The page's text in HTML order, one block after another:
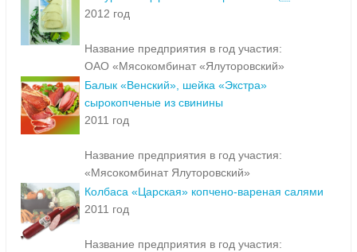
2012 год
Название предприятия в год участия:
ОАО «Мясокомбинат «Ялуторовский»
Балык «Венский», шейка «Экстра»
сырокопченые из свинины
2011 год
Название предприятия в год участия:
«Мясокомбинат Ялуторовский»
Колбаса «Царская» копчено-вареная салями
2011 год
Название предприятия в год участия: